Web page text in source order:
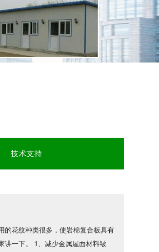
技术支持
的花纹种类很多，使岩棉复合板具有
讲一下。 1、减少金属屋面材料皱